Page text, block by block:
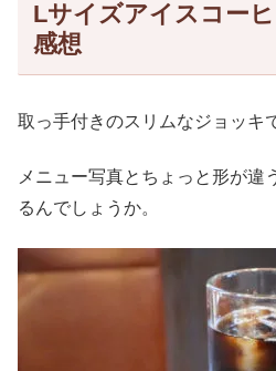
Lサイズアイスコー
感想
取っ手付きのスリムなジョッキ
メニュー写真とちょっと形が違
るんでしょうか。